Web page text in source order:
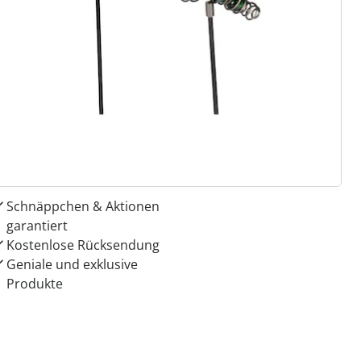
Dauerhaft günstige Preise
Schnäppchen & Aktionen
garantiert
Kostenlose Rücksendung
Geniale und exklusive
Produkte